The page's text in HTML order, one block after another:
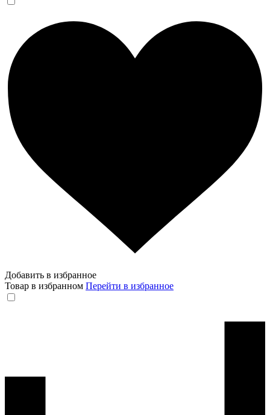
Добавить в избранное
Товар в избранном Перейти в избранное